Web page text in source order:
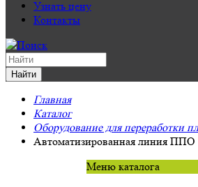
Узнать цену
Контакты
Главная
Каталог
Оборудование для переработки
Автоматизированная линия ППО
Меню каталога